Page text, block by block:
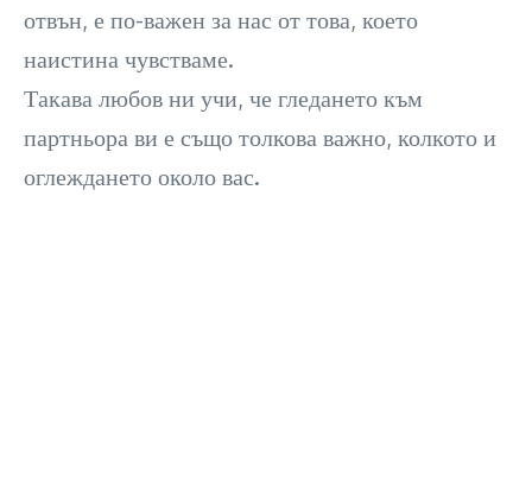
отвън, е по-важен за нас от това, което
наистина чувстваме.
Такава любов ни учи, че гледането към
партньора ви е също толкова важно, колкото и
оглеждането около вас.